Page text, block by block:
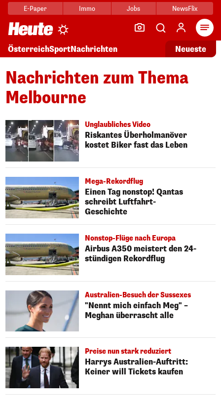
E-Paper Immo Jobs NewsFlix
ÖsterreichSportNachrichten Neueste
Nachrichten zum Thema
Melbourne
Unglaubliches Video
Riskantes Überholmanöver
kostet Biker fast das Leben
Mega-Rekordflug
Einen Tag nonstop! Qantas
schreibt Luftfahrt-
Geschichte
Nonstop-Flüge nach Europa
Airbus A350 meistert den 24-
stündigen Rekordflug
Australien-Besuch der Sussexes
"Nennt mich einfach Meg" –
Meghan überrascht alle
Preise nun stark reduziert
Harrys Australien-Auftritt:
Keiner will Tickets kaufen